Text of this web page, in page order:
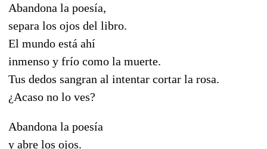
Abandona la poesía,
separa los ojos del libro.
El mundo está ahí
inmenso y frío como la muerte.
Tus dedos sangran al intentar cortar la rosa.
¿Acaso no lo ves?
Abandona la poesía
y abre los ojos.